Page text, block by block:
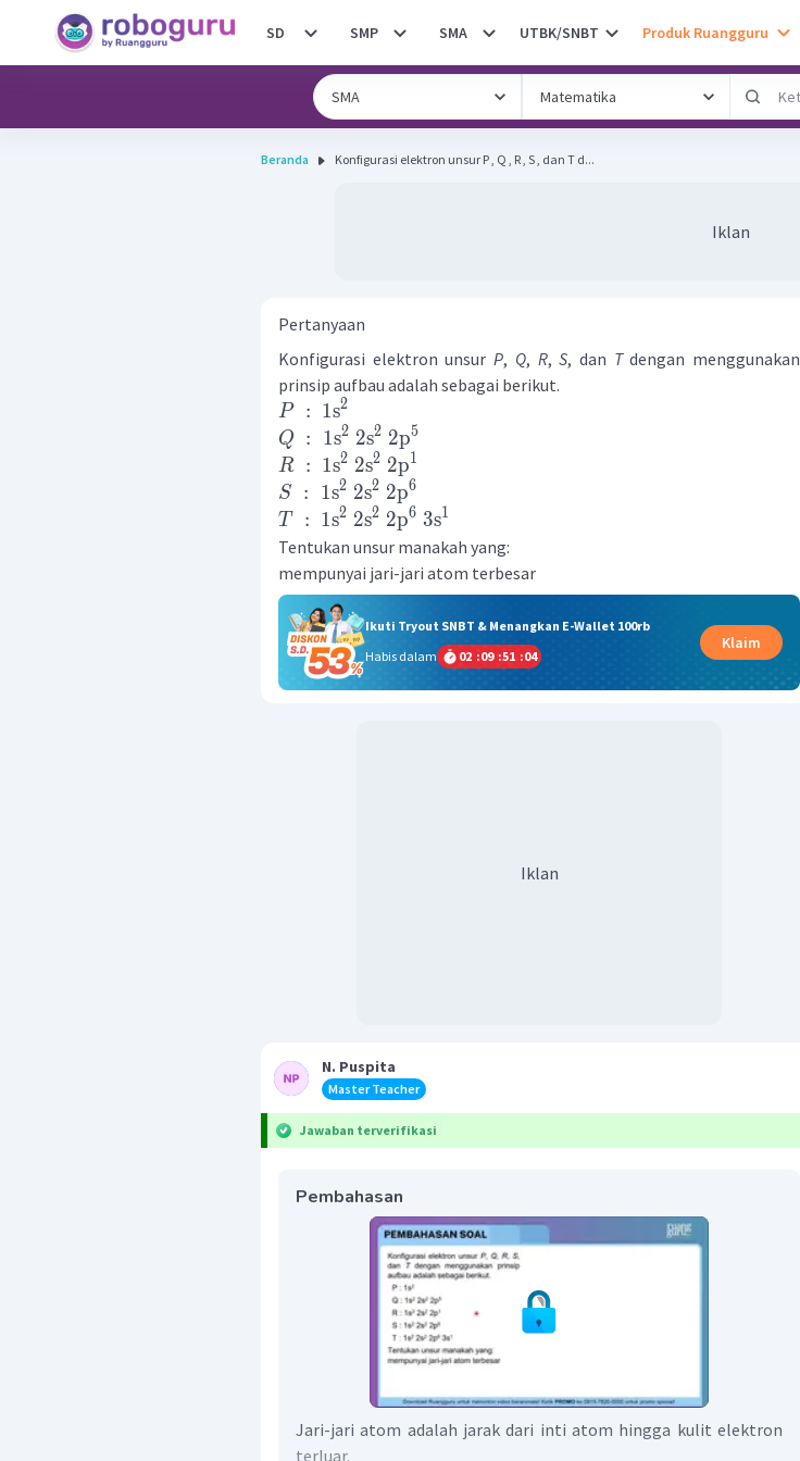
SD SMP SMA UTBK/SNBT Produk Ruangguru
Beranda Konfigurasi elektron unsur P , Q , R , S , dan T d...
Iklan
Pertanyaan
Konfigurasi elektron unsurP, Q, R,S, dan Tdengan menggunakan
prinsip aufbau adalah sebagai berikut.
P : 1s2
Q : 1s2 2s2 2p5
R : 1s2 2s2 2p1
S : 1s2 2s2 2p6
T : 1s2 2s2 2p6 3s1
Tentukan unsur manakah yang:
mempunyai jari-jari atom terbesar
Ikuti Tryout SNBT & Menangkan E-Wallet 100rb
Habis dalam
02 :09 :51 :03
Klaim
Iklan
N. Puspita
Master Teacher
Jawaban terverifikasi
Pembahasan
Jari-jari atom adalah jarak dari inti atom hingga kulit elektron
terluar.